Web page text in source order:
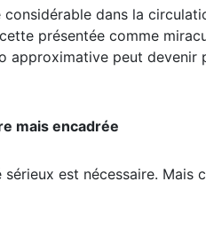
dans la
présentée comme
peut devenir
est nécessaire. Mais